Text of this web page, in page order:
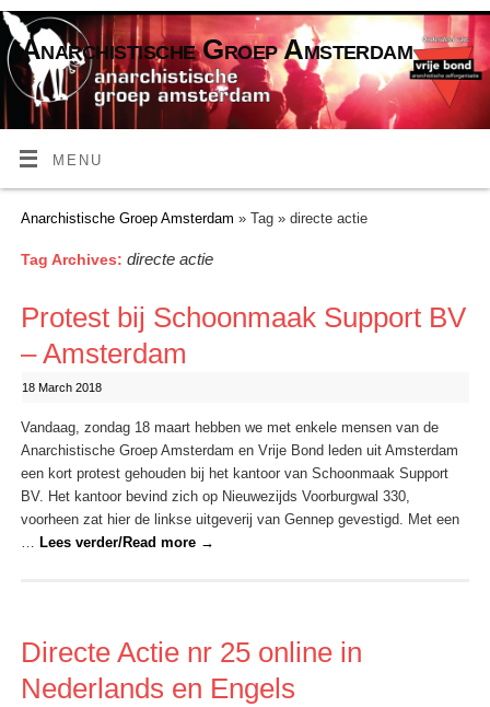
Anarchistische Groep Amsterdam
MENU
Anarchistische Groep Amsterdam » Tag » directe actie
Tag Archives: directe actie
Protest bij Schoonmaak Support BV
– Amsterdam
18 March 2018
Vandaag, zondag 18 maart hebben we met enkele mensen van de
Anarchistische Groep Amsterdam en Vrije Bond leden uit Amsterdam
een kort protest gehouden bij het kantoor van Schoonmaak Support
BV. Het kantoor bevind zich op Nieuwezijds Voorburgwal 330,
voorheen zat hier de linkse uitgeverij van Gennep gevestigd. Met een
Lees verder/Read more →
Directe Actie nr 25 online in
Nederlands en Engels